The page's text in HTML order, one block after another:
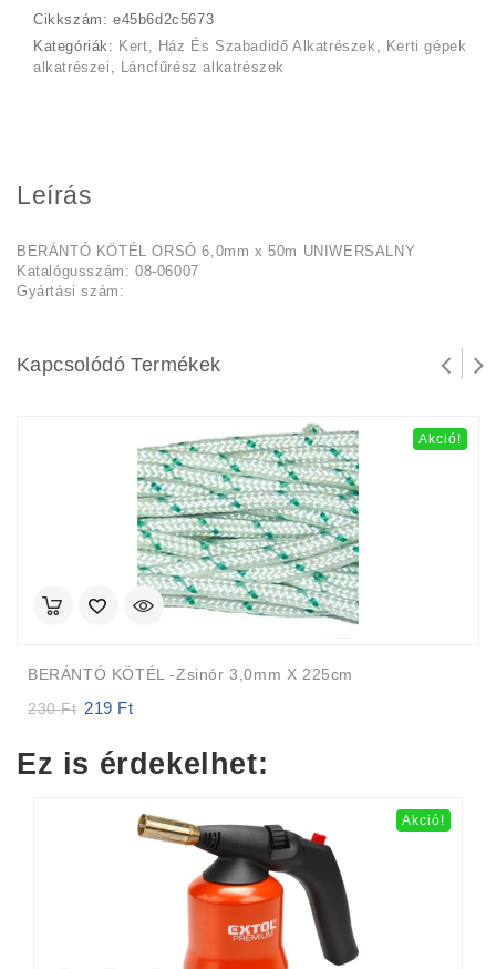
Cikkszám: e45b6d2c5673
Kategóriák: Kert, Ház És Szabadidő Alkatrészek , Kerti gépek
alkatrészei , Láncfűrész alkatrészek
Leírás
BERÁNTÓ KÖTÉL ORSÓ 6,0mm x 50m UNIWERSALNY
Katalógusszám: 08-06007
Gyártási szám:
Kapcsolódó Termékek
Akció!
BERÁNTÓ KÖTÉL -zsinór 3,0mm X 225cm
230Ft
Original
230 Ft.
219 Ft
219 Ft.
Ez is érdekelhet:
Akció!